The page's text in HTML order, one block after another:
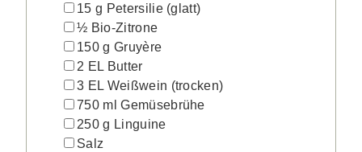
▢
15 g Petersilie (glatt)
▢
½ Bio-Zitrone
▢
150 g Gruyère
▢
2 EL Butter
▢
3 EL Weißwein (trocken)
▢
750 ml Gemüsebrühe
▢
250 g Linguine
▢
Salz